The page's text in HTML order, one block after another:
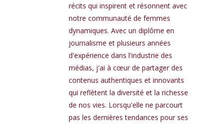
récits qui inspirent et résonnent avec
notre communauté de femmes
dynamiques. Avec un diplôme en
journalisme et plusieurs années
d'expérience dans l'industrie des
médias, j'ai à cœur de partager des
contenus authentiques et innovants
qui reflètent la diversité et la richesse
de nos vies. Lorsqu'elle ne parcourt
pas les dernières tendances pour ses